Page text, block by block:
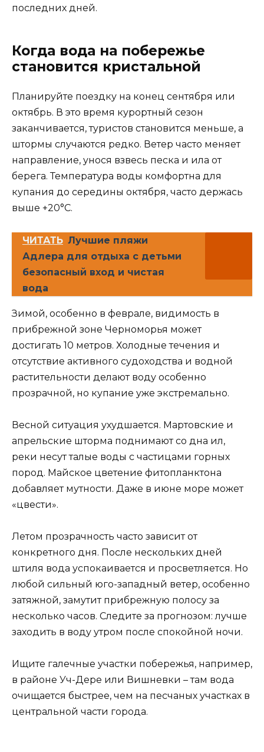
последних дней.
Когда вода на побережье
становится кристальной
Планируйте поездку на конец сентября или
октябрь. В это время курортный сезон
заканчивается, туристов становится меньше, а
штормы случаются редко. Ветер часто меняет
направление, унося взвесь песка и ила от
берега. Температура воды комфортна для
купания до середины октября, часто держась
выше +20°C.
ЧИТАТЬ Лучшие пляжи
Адлера для отдыха с детьми
безопасный вход и чистая
вода
Зимой, особенно в феврале, видимость в
прибрежной зоне Черноморья может
достигать 10 метров. Холодные течения и
отсутствие активного судоходства и водной
растительности делают воду особенно
прозрачной, но купание уже экстремально.
Весной ситуация ухудшается. Мартовские и
апрельские шторма поднимают со дна ил,
реки несут талые воды с частицами горных
пород. Майское цветение фитопланктона
добавляет мутности. Даже в июне море может
«цвести».
Летом прозрачность часто зависит от
конкретного дня. После нескольких дней
штиля вода успокаивается и просветляется. Но
любой сильный юго-западный ветер, особенно
затяжной, замутит прибрежную полосу за
несколько часов. Следите за прогнозом: лучше
заходить в воду утром после спокойной ночи.
Ищите галечные участки побережья, например,
в районе Уч-Дере или Вишневки – там вода
очищается быстрее, чем на песчаных участках в
центральной части города.